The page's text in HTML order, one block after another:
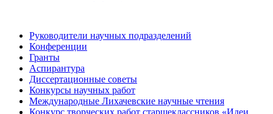
Руководители научных подразделений
Конференции
Гранты
Аспирантура
Диссертационные советы
Конкурсы научных работ
Международные Лихачевские научные чтения
Конкурс творческих работ старшеклассников «Идеи